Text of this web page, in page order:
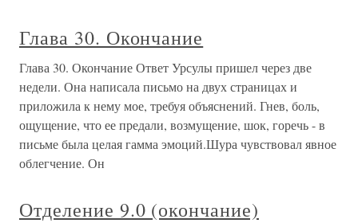
Глава 30. Окончание
Глава 30. Окончание Ответ Урсулы пришел через две
недели. Она написала письмо на двух страницах и
приложила к нему мое, требуя объяснений. Гнев, боль,
ощущение, что ее предали, возмущение, шок, горечь - в
письме была целая гамма эмоций.Шура чувствовал явное
облегчение. Он
Отделение 9.0 (окончание)